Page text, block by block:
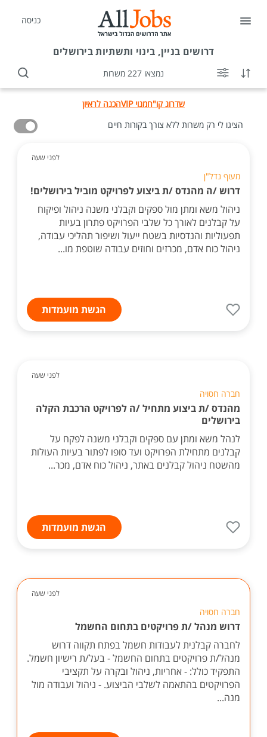
כניסה
דרושים בניין, בינוי ותשתיות בירושלים
נמצאו 227 משרות
שדרוג קו"חמנוי VIP
הכנה לראיון
הציגו לי רק משרות ללא צורך בקורות חיים
לפני שעה
מעוף נדל"ן
דרוש /ה מהנדס /ת ביצוע לפרויקט מוביל בירושלים!
ניהול משא ומתן מול ספקים וקבלני משנה ניהול ופיקוח
על קבלנים לאורך כל שלבי הפרויקט פתרון בעיות
תפעוליות והנדסיות בשטח ייעול ושיפור תהליכי עבודה,
ניהול כוח אדם, מכרזים וחוזים עבודה שוטפת מו...
הגשת מועמדות
לפני שעה
חברה חסויה
מהנדס /ת ביצוע מתחיל /ה לפרויקט הרכבת הקלה
בירושלים
לנהל משא ומתן עם ספקים וקבלני משנה לפקח על
קבלנים מתחילת הפרויקט ועד סופו לפתור בעיות העולות
מהשטח ניהול קבלנים באתר, ניהול כוח אדם, מכר...
הגשת מועמדות
לפני שעה
חברה חסויה
דרוש מנהל /ת פרויקטים בתחום החשמל
לחברה קבלנית לעבודות חשמל בפתח תקווה דרוש
מנהל/ת פרויקטים בתחום החשמל - בעל/ת רישיון חשמל.
התפקיד כולל: - אחריות, ניהול ובקרה על תקציבי
הפרויקטים בהתאמה לשלבי הביצוע. - ניהול ועבודה מול
מנה...